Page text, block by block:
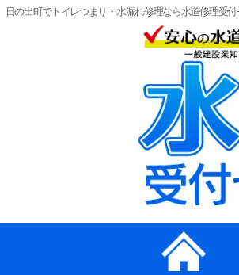
日の出町でトイレつまり・水漏れ修理なら水道修理受